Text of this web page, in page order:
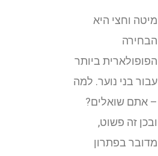
מיטה וחצי היא
הבחירה
הפופולארית ביותר
עבור בני נוער. למה
– אתם שואלים?
ובכן זה פשוט,
מדובר בפתרון